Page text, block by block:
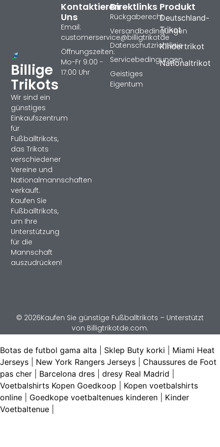
Billige
Trikots
Wir sind ein
günstiges
Einkaufszentrum
für
Fußballtrikots,
das Trikots
verschiedener
Vereine und
Nationalmannschaften
verkauft.
Kaufen Sie
Fußballtrikots,
um Ihre
Unterstützung
für die
Mannschaft
auszudrücken!
Produkt
Deutschland-
Trikot
Kindertrikot
Nationaltrikot
Direktlinks
Rückgaberecht
Versandbedingungen
Datenschutzrichtlinie
Servicebedingungen
Geistiges
Eigentum
Kontaktieren
Uns
Email:
customerservice@billigtrikotde
Öffnungszeiten:
Mo-Fr 9:00 -
17:00 Uhr
© 2026Kaufen Sie günstige Fußballtrikots – Unterstützt
von Billigtrikotde.com.
Botas de futbol gama alta Sklep Buty korki
Miami Heat
Jerseys
New York Rangers Jerseys
Chaussures de Foot
pas cher
Barcelona dres dresy Real Madrid
Voetbalshirts Kopen Goedkoop
Kopen voetbalshirts
online
Goedkope voetbaltenues kinderen
Kinder
Voetbaltenue